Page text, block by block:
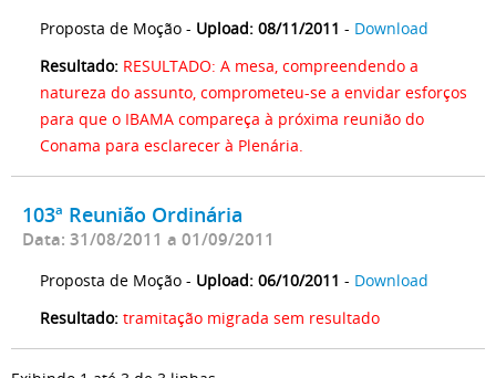
Proposta de Moção - Upload: 08/11/2011 - Download
Resultado: RESULTADO: A mesa, compreendendo a
natureza do assunto, comprometeu-se a envidar esforços
para que o IBAMA compareça à próxima reunião do
Conama para esclarecer à Plenária.
103ª Reunião Ordinária
Data: 31/08/2011 a 01/09/2011
Proposta de Moção - Upload: 06/10/2011 - Download
Resultado: tramitação migrada sem resultado